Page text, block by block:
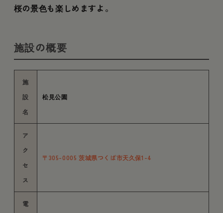
桜の景色も楽しめますよ。
施設の概要
施
設
名
松見公園
ア
ク
セ
ス
〒305-0005 茨城県つくば市天久保1-4
電